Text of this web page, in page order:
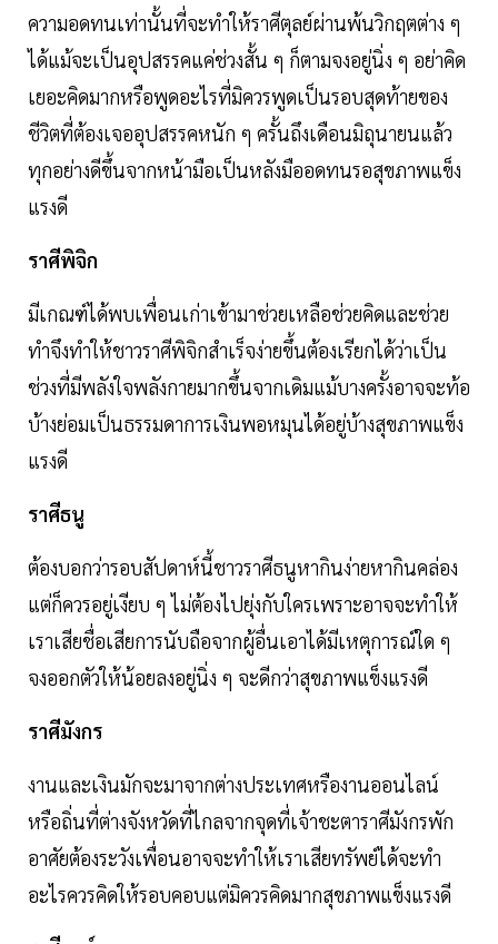
ความอดทนเท่านั้นที่จะทำให้ราศีตุลย์ผ่านพ้นวิกฤตต่าง ๆ
ได้แม้จะเป็นอุปสรรคแค่ช่วงสั้น ๆ ก็ตามจงอยู่นิ่ง ๆ อย่าคิด
เยอะคิดมากหรือพูดอะไรที่มิควรพูดเป็นรอบสุดท้ายของ
ชีวิตที่ต้องเจออุปสรรคหนัก ๆ ครั้นถึงเดือนมิถุนายนแล้ว
ทุกอย่างดีขึ้นจากหน้ามือเป็นหลังมืออดทนรอสุขภาพแข็ง
แรงดี
ราศีพิจิก
มีเกณฑ์ได้พบเพื่อนเก่าเข้ามาช่วยเหลือช่วยคิดและช่วย
ทำจึงทำให้ชาวราศีพิจิกสำเร็จง่ายขึ้นต้องเรียกได้ว่าเป็น
ช่วงที่มีพลังใจพลังกายมากขึ้นจากเดิมแม้บางครั้งอาจจะท้อ
บ้างย่อมเป็นธรรมดาการเงินพอหมุนได้อยู่บ้างสุขภาพแข็ง
แรงดี
ราศีธนู
ต้องบอกว่ารอบสัปดาห์นี้ชาวราศีธนูหากินง่ายหากินคล่อง
แต่ก็ควรอยู่เงียบ ๆ ไม่ต้องไปยุ่งกับใครเพราะอาจจะทำให้
เราเสียชื่อเสียการนับถือจากผู้อื่นเอาได้มีเหตุการณ์ใด ๆ
จงออกตัวให้น้อยลงอยู่นิ่ง ๆ จะดีกว่าสุขภาพแข็งแรงดี
ราศีมังกร
งานและเงินมักจะมาจากต่างประเทศหรืองานออนไลน์
หรือถิ่นที่ต่างจังหวัดที่ไกลจากจุดที่เจ้าชะตาราศีมังกรพัก
อาศัยต้องระวังเพื่อนอาจจะทำให้เราเสียทรัพย์ได้จะทำ
อะไรควรคิดให้รอบคอบแต่มิควรคิดมากสุขภาพแข็งแรงดี